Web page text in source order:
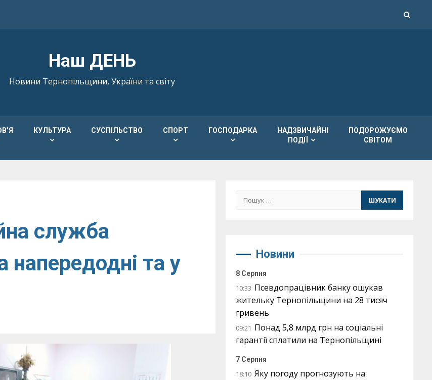
Наш ДЕНЬ
Новини Тернопільщини, України та світу
КУЛЬТУРА СУСПІЛЬСТВО СПОРТ ГОСПОДАРКА
НАДЗВИЧАЙНІ
ПОДІЇ
ПОДОРОЖУЄМО
СВІТОМ
служба
та у
Пошук:
Новини
8 Серпня
10:33 Псевдопрацівник банку ошукав
жительку Тернопільщини на 28 тисяч
гривень
09:21 Понад 5,8 млрд грн на соціальні
гарантії сплатили на Тернопільщині
7 Серпня
18:10 Яку погоду прогнозують на